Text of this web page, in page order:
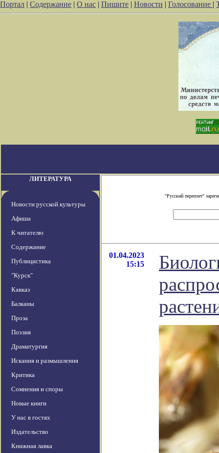
Портал | Содержание | О нас | Пишите | Новости | Голосование |
ЛИТЕРАТУРА
Новости русской культуры
Афиша
К читателю
Содержание
Публицистика
"Курск"
Кавказ
Балканы
Проза
Поэзия
Драматургия
Искания и размышления
Критика
Сомнения и споры
Новые книги
У нас в гостях
Издательство
Книжная лавка
"Русский переплет"
01.04.2023
15:15